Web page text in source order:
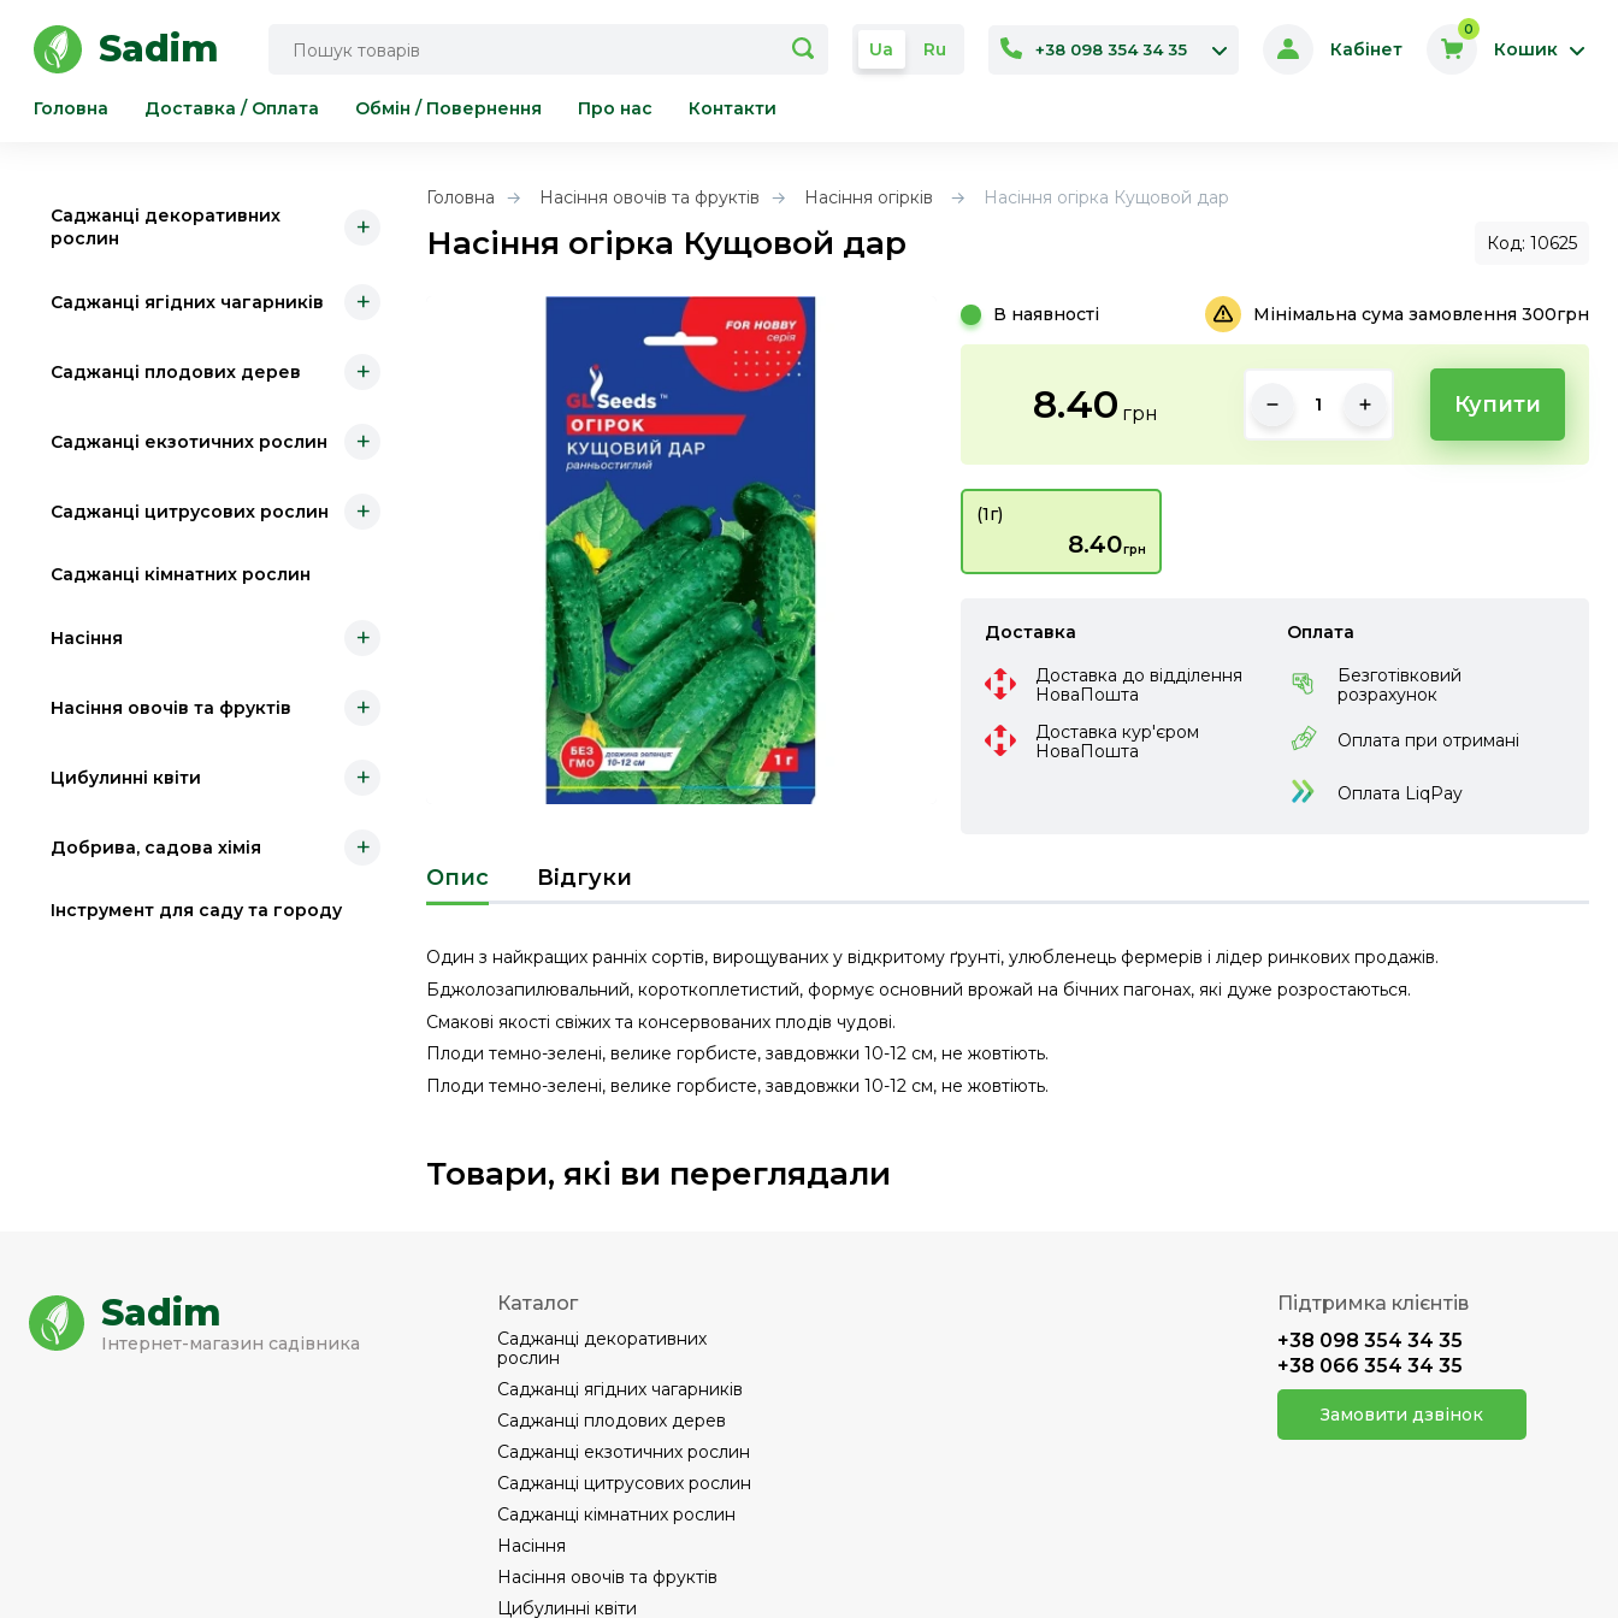
Sadim Ua Ru +38 098 354 34 35 Кабінет
0
Кошик
Головна Доставка / Оплата Обмін / Повернення Про нас Контакти
Саджанці декоративних
рослин
+
Саджанці ягідних чагарників +
Саджанці плодових дерев +
Саджанці екзотичних рослин +
Саджанці цитрусових рослин +
Саджанці кімнатних рослин
Насіння +
Насіння овочів та фруктів +
Цибулинні квіти +
Добрива, садова хімія +
Інструмент для саду та городу
Головна Насіння овочів та фруктів Насіння огірків Насіння огірка Кущовой дар
Насіння огірка Кущовой дар Код: 10625
В наявності Мінімальна сума замовлення 300грн
8.40 грн Купити
(1г)
8.40грн
Доставка
Доставка до відділення
НоваПошта
Доставка кур'єром
НоваПошта
Оплата
Безготівковий
розрахунок
Оплата при отримані
Оплата LiqPay
Опис Відгуки
Один з найкращих ранніх сортів, вирощуваних у відкритому ґрунті, улюбленець фермерів і лідер ринкових продажів.
Бджолозапилювальний, короткоплетистий, формує основний врожай на бічних пагонах, які дуже розростаються.
Смакові якості свіжих та консервованих плодів чудові.
Плоди темно-зелені, велике горбисте, завдовжки 10-12 см, не жовтіють.
Плоди темно-зелені, велике горбисте, завдовжки 10-12 см, не жовтіють.
Товари, які ви переглядали
Sadim
Інтернет-магазин садівника
Підтримка клієнтів
+38 098 354 34 35
+38 066 354 34 35
Замовити дзвінок
Каталог
Саджанці декоративних
рослин
Саджанці ягідних чагарників
Саджанці плодових дерев
Саджанці екзотичних рослин
Саджанці цитрусових рослин
Саджанці кімнатних рослин
Насіння
Насіння овочів та фруктів
Цибулинні квіти